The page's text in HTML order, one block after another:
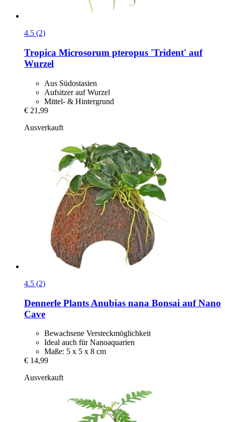
4.5 (2)
Tropica Microsorum pteropus 'Trident' auf
Wurzel
Aus Südostasien
Aufsitzer auf Wurzel
​Mittel- & Hintergrund
€ 21,99
Ausverkauft
4.5 (2)
Dennerle Plants Anubias nana Bonsai auf Nano
Cave
Bewachsene Versteckmöglichkeit
Ideal auch für Nanoaquarien
Maße: 5 x 5 x 8 cm
€ 14,99
Ausverkauft